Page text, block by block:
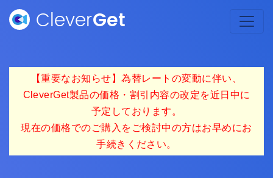
CleverGet
【重要なお知らせ】為替レートの変動に伴い、
CleverGet製品の価格・割引内容の改定を近日中に
予定しております。
現在の価格でのご購入をご検討中の方はお早めにお
手続きください。